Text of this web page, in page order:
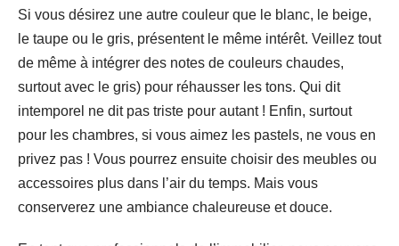
Si vous désirez une autre couleur que le blanc, le beige,
le taupe ou le gris, présentent le même intérêt. Veillez tout
de même à intégrer des notes de couleurs chaudes,
surtout avec le gris) pour réhausser les tons. Qui dit
intemporel ne dit pas triste pour autant ! Enfin, surtout
pour les chambres, si vous aimez les pastels, ne vous en
privez pas ! Vous pourrez ensuite choisir des meubles ou
accessoires plus dans l’air du temps. Mais vous
conserverez une ambiance chaleureuse et douce.